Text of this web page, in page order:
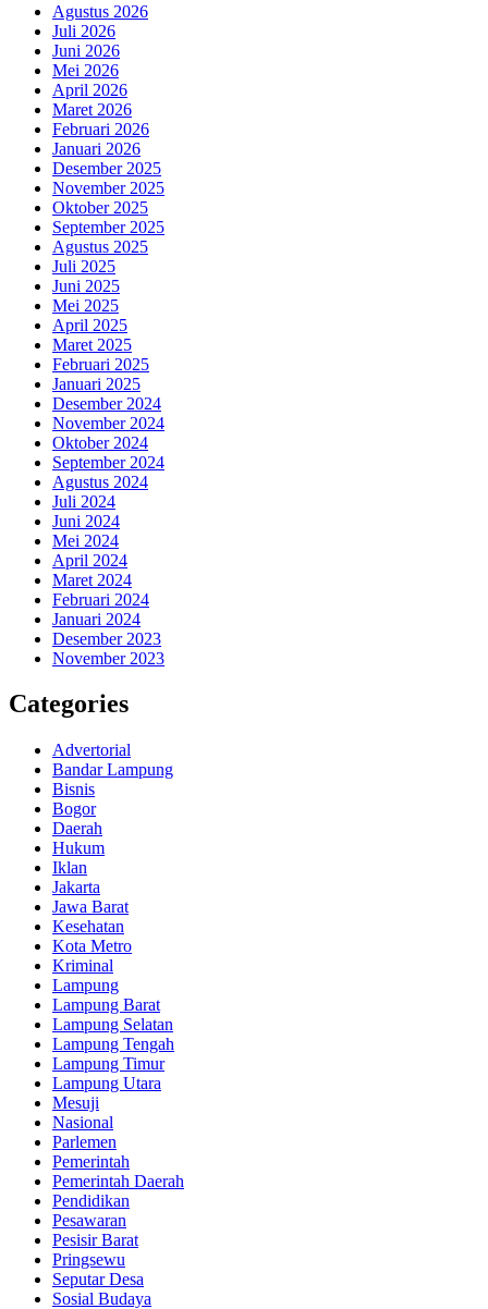
Agustus 2026
Juli 2026
Juni 2026
Mei 2026
April 2026
Maret 2026
Februari 2026
Januari 2026
Desember 2025
November 2025
Oktober 2025
September 2025
Agustus 2025
Juli 2025
Juni 2025
Mei 2025
April 2025
Maret 2025
Februari 2025
Januari 2025
Desember 2024
November 2024
Oktober 2024
September 2024
Agustus 2024
Juli 2024
Juni 2024
Mei 2024
April 2024
Maret 2024
Februari 2024
Januari 2024
Desember 2023
November 2023
Categories
Advertorial
Bandar Lampung
Bisnis
Bogor
Daerah
Hukum
Iklan
Jakarta
Jawa Barat
Kesehatan
Kota Metro
Kriminal
Lampung
Lampung Barat
Lampung Selatan
Lampung Tengah
Lampung Timur
Lampung Utara
Mesuji
Nasional
Parlemen
Pemerintah
Pemerintah Daerah
Pendidikan
Pesawaran
Pesisir Barat
Pringsewu
Seputar Desa
Sosial Budaya